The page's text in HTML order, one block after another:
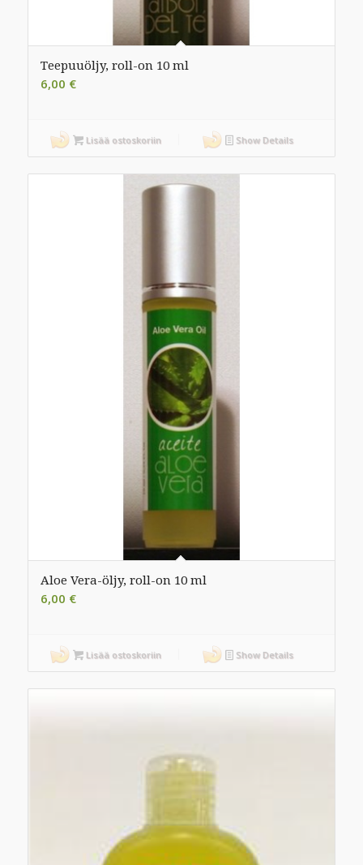
Teepuuöljy, roll-on 10 ml
6,00 €
Lisää ostoskoriin Show Details
Aloe Vera-öljy, roll-on 10 ml
6,00 €
Lisää ostoskoriin Show Details